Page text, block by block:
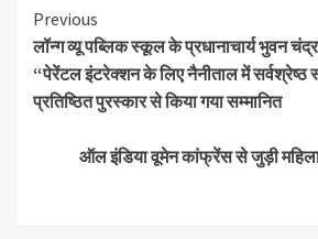
Continue
Reading
Previous
लॉन्ग व्यू पब्लिक स्कूल के प्रधानाचार्य भुवन चंद्र
“पेरेंटल इंटरेक्शन के लिए नैनीताल में
प्रतिष्ठित पुरस्कार से किया गया सम्मानित
ऑल इंडिया वूमेन कांफ्रेंस से जुड़ी